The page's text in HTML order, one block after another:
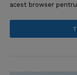
acest browser